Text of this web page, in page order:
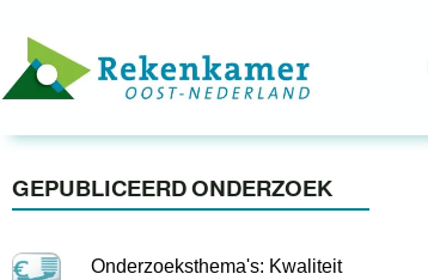
GEPUBLICEERD ONDERZOEK
Onderzoeksthema's: Kwaliteit